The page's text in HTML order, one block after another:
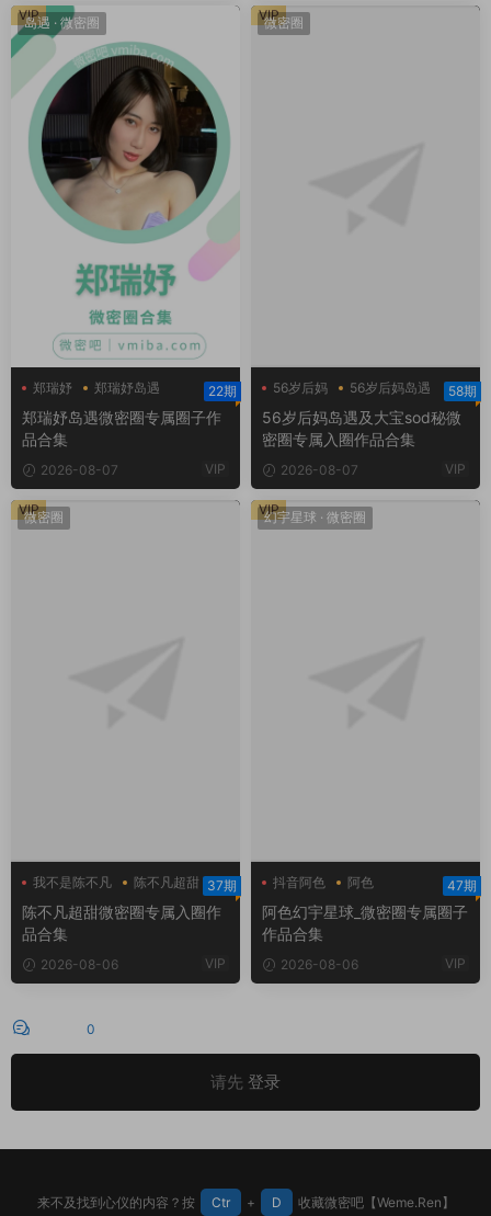
岛遇 · 微密圈
郑瑞妤
郑瑞妤岛遇
郑瑞妤微博
22期
郑瑞妤岛遇微密圈专属圈子作
品合集
2026-08-07 VIP
VIP 微密圈
56岁后妈
56岁后妈岛遇
大宝sod秘
58期
56岁后妈岛遇及大宝sod秘微
密圈专属入圈作品合集
2026-08-07 VIP
VIP
微密圈
我不是陈不凡
陈不凡超甜
陈不凡超甜微密圈
37期
陈不凡超甜微密圈专属入圈作
品合集
2026-08-06 VIP
VIP 幻宇星球 · 微密圈
抖音阿色
阿色
阿色幻宇星球
47期
阿色幻宇星球_微密圈专属圈子
作品合集
2026-08-06 VIP
VIP
0
请先 登录
来不及找到心仪的内容？按 Ctr + D
收藏微密吧【Weme.Ren】